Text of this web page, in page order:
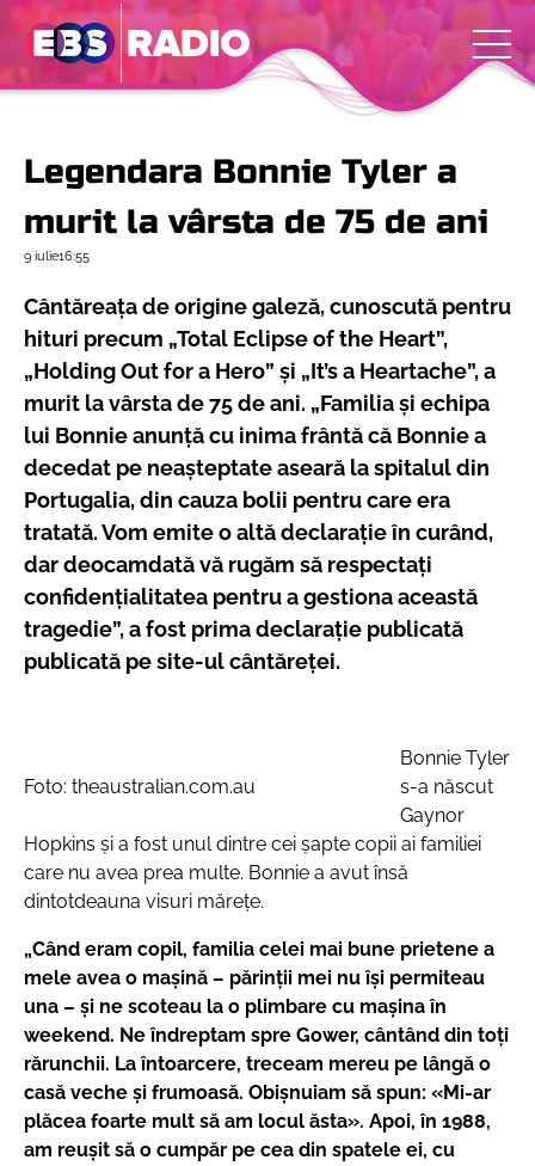
Legendara Bonnie Tyler a
murit la vârsta de 75 de ani
9 iulie16:55
Cântăreața de origine galeză, cunoscută pentru
hituri precum „Total Eclipse of the Heart”,
„Holding Out for a Hero” și „It’s a Heartache”, a
murit la vârsta de 75 de ani. „Familia și echipa
lui Bonnie anunță cu inima frântă că Bonnie a
decedat pe neașteptate aseară la spitalul din
Portugalia, din cauza bolii pentru care era
tratată. Vom emite o altă declarație în curând,
dar deocamdată vă rugăm să respectați
confidențialitatea pentru a gestiona această
tragedie”, a fost prima declarație publicată
publicată pe site-ul cântăreței.
Foto: theaustralian.com.au
Bonnie Tyler
s-a născut
Gaynor
Hopkins și a fost unul dintre cei șapte copii ai familiei
care nu avea prea multe. Bonnie a avut însă
dintotdeauna visuri mărețe.
„Când eram copil, familia celei mai bune prietene a
mele avea o mașină – părinții mei nu își permiteau
una – și ne scoteau la o plimbare cu mașina în
weekend. Ne îndreptam spre Gower, cântând din toți
rărunchii. La întoarcere, treceam mereu pe lângă o
casă veche și frumoasă. Obișnuiam să spun: «Mi-ar
plăcea foarte mult să am locul ăsta». Apoi, în 1988,
am reușit să o cumpăr pe cea din spatele ei, cu